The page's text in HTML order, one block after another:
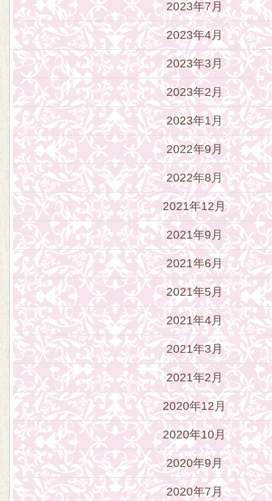
2023年7月
2023年4月
2023年3月
2023年2月
2023年1月
2022年9月
2022年8月
2021年12月
2021年9月
2021年6月
2021年5月
2021年4月
2021年3月
2021年2月
2020年12月
2020年10月
2020年9月
2020年7月